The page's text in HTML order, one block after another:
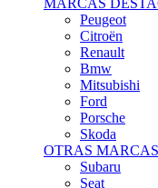
Citroën
Renault
Bmw
Mitsubishi
Ford
Porsche
Skoda
OTRAS MARCAS
Subaru
Seat
Opel